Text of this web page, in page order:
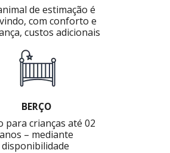
de estimação é
com conforto e
custos adicionais
BERÇO
para crianças até 02
anos – mediante
disponibilidade